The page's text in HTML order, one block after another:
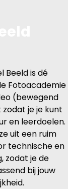
Beeld is dé
Fotoacademie
(bewegend
je je kunt
en leerdoelen.
uit een ruim
technische en
zodat je de
bij jouw